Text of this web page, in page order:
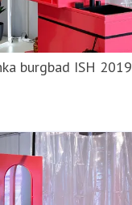
burgbad ISH 2019